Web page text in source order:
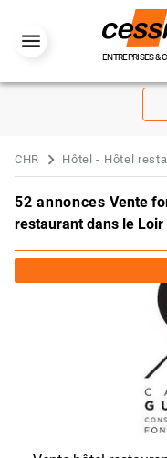
ENTREPRISES &
CHR Hôtel - Hôtel
52 annoncesVente
restaurant dans le Loir